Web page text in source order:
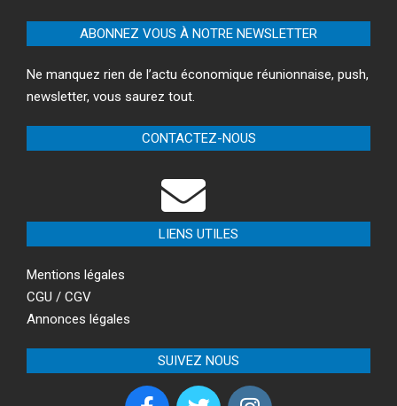
ABONNEZ VOUS À NOTRE NEWSLETTER
Ne manquez rien de l’actu économique réunionnaise, push,
newsletter, vous saurez tout.
CONTACTEZ-NOUS
LIENS UTILES
Mentions légales
CGU / CGV
Annonces légales
SUIVEZ NOUS